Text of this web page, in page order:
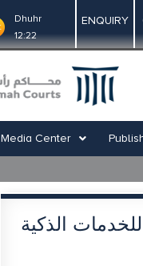
Dhuhr
12:22
ENQUIRY
Media Center
الذكية